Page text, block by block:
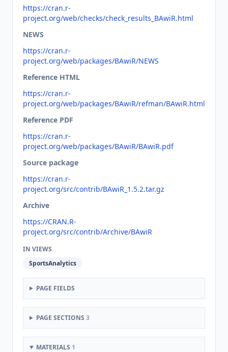
https://cran.r-
project.org/web/checks/check_results_BAwiR.html
NEWS
https://cran.r-
project.org/web/packages/BAwiR/NEWS
Reference HTML
https://cran.r-
project.org/web/packages/BAwiR/refman/BAwiR.html
Reference PDF
https://cran.r-
project.org/web/packages/BAwiR/BAwiR.pdf
Source package
https://cran.r-
project.org/src/contrib/BAwiR_1.5.2.tar.gz
Archive
https://CRAN.R-
project.org/src/contrib/Archive/BAwiR
IN VIEWS
SportsAnalytics
PAGE FIELDS
PAGE SECTIONS 3
MATERIALS 1